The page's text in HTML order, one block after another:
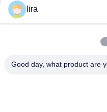
E-mail
επαρχία Jiangsu, Κίνα
lira
Good day, what product are